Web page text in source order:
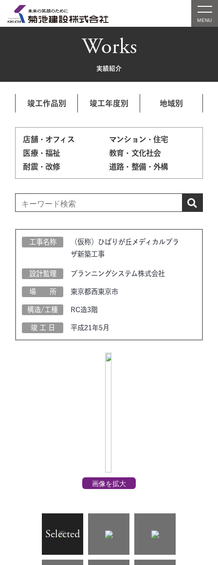
Works
実績紹介
竣工作品別 竣工年度別 地域別
店舗・オフィス
マンション・住宅
医療・福祉
教育・文化社会
耐震・改修
道路・整備・外構
工事名称
（仮称）ひばりが丘メディカルプラ
ザ新築工事
設計監理 プランニングシステム株式会社
場 所 東京都西東京市
構造/工種 RC造3階
竣 工 日 平成21年5月
画像を拡大